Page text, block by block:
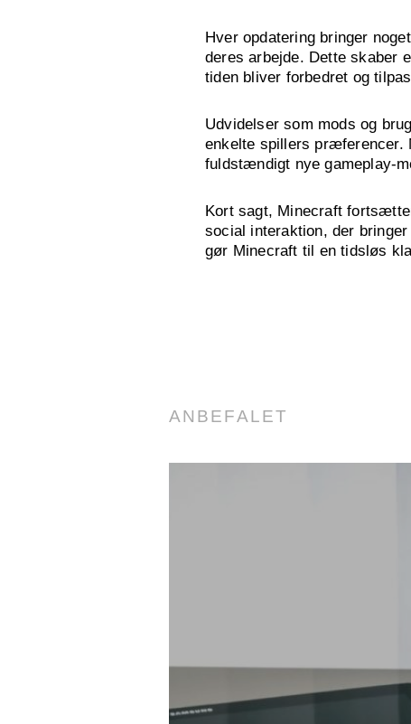
Hver opdatering bringer
deres arbejde. Dette skaber
tiden bliver forbedret og
Udvidelser som mods og
enkelte spillers præferencer.
fuldstændigt nye gameplay-
Kort sagt, Minecraft
social interaktion, der
gør Minecraft til en tidsløs
ANBEFALET